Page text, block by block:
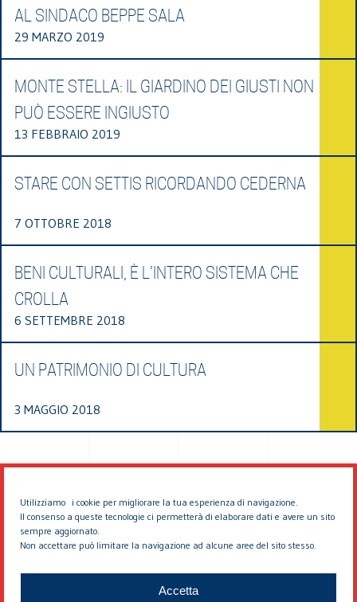
Utilizziamo i cookie per migliorare la tua esperienza di navigazione.
Il consenso a queste tecnologie ci permetterà di elaborare dati e avere un sito
sempre aggiornato.
Non accettare può limitare la navigazione ad alcune aree del sito stesso.
Accetta
AL SINDACO BEPPE SALA
29 MARZO 2019
MONTE STELLA: IL GIARDINO DEI GIUSTI NON
PUÒ ESSERE INGIUSTO
13 FEBBRAIO 2019
STARE CON SETTIS RICORDANDO CEDERNA
7 OTTOBRE 2018
BENI CULTURALI, È L’INTERO SISTEMA CHE
CROLLA
6 SETTEMBRE 2018
UN PATRIMONIO DI CULTURA
3 MAGGIO 2018
© 2026 EDDYBURG